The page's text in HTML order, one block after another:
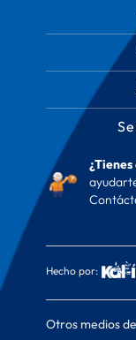
Hecho por:
Otros medios